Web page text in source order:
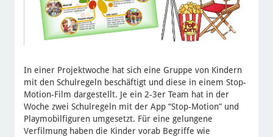
In einer Projektwoche hat sich eine Gruppe von Kindern
mit den Schulregeln beschäftigt und diese in einem Stop-
Motion-Film dargestellt. Je ein 2-3er Team hat in der
Woche zwei Schulregeln mit der App “Stop-Motion” und
Playmobilfiguren umgesetzt. Für eine gelungene
Verfilmung haben die Kinder vorab Begriffe wie